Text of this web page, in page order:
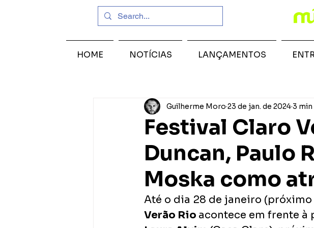
Festival Claro
Duncan, Paulo
Moska como
Guilherme Moro 23 de jan. de 20243 min
Até o dia 28 de janeiro
Verão Rio acontece em frente à
HOME NOTÍCIAS LANÇAMENTOS